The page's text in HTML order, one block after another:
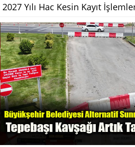
2027 Yılı Hac Kesin Kayıt